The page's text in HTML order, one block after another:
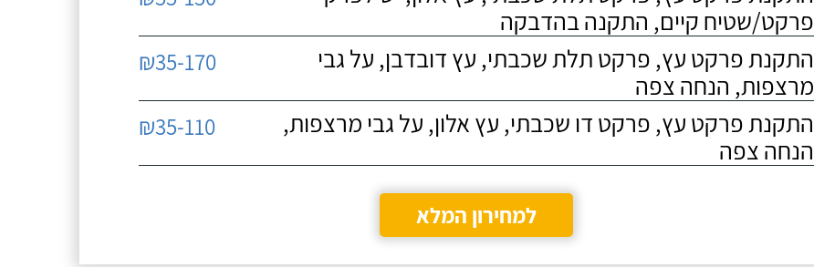
פרקט/שטיח קיים, התקנה בהדבקה
התקנת פרקט עץ, פרקט תלת שכבתי, עץ דובדבן, על גבי
מרצפות, הנחה צפה
₪35-170
התקנת פרקט עץ, פרקט דו שכבתי, עץ אלון, על גבי מרצפות,
הנחה צפה
₪35-110
למחירון המלא